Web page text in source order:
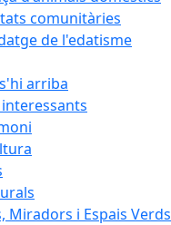
comunitàries
de l'edatisme
arriba
interessants
Miradors i Espais Verds